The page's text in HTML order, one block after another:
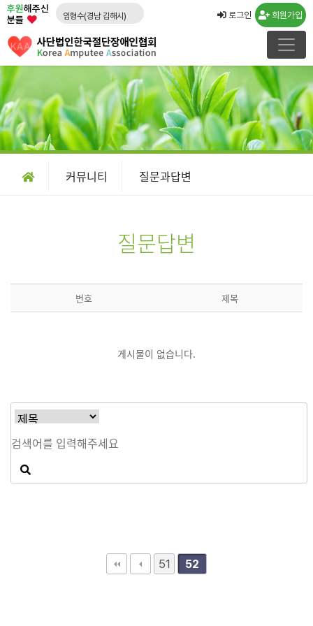
후원해주신
분들
임형수(경남 김해시)
문승영(강원 속초시)
김도영(경북 포항시)
노창래(경기 화성시)
김수연(경기 수원시)
강운규(경기 수원시)
신선일(경기 수원시)
류민우(경남 양산시)
로그인 회원가입
커뮤니티 질문과답변
질문답변
번호 제목
게시물이 없습니다.
51 52